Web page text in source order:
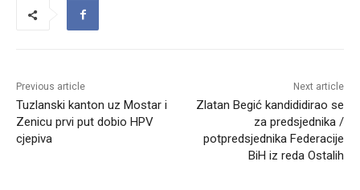
Previous article
Tuzlanski kanton uz Mostar i
Zenicu prvi put dobio HPV
cjepiva
Next article
Zlatan Begić kandididirao se
za predsjednika /
potpredsjednika Federacije
BiH iz reda Ostalih